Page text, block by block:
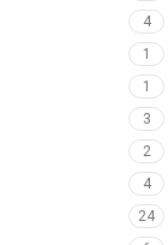
4
1
1
3
2
4
24